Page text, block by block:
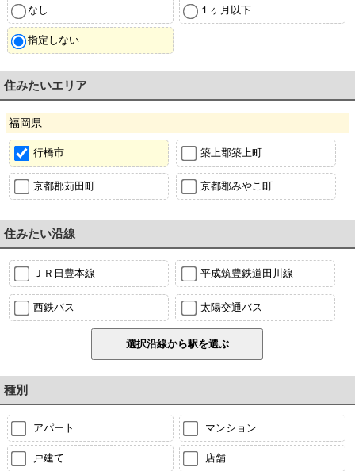
なし １ヶ月以下
指定しない
住みたいエリア
福岡県
行橋市 築上郡築上町
京都郡苅田町 京都郡みやこ町
住みたい沿線
ＪＲ日豊本線 平成筑豊鉄道田川線
西鉄バス 太陽交通バス
種別
アパート マンション
戸建て 店舗